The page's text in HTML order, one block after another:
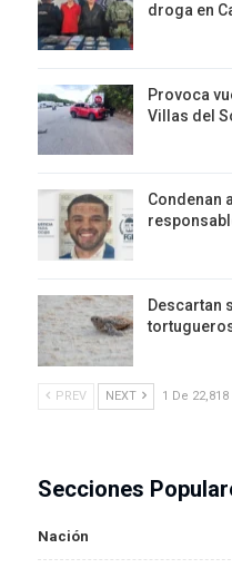
droga en
Provoca
Villas del
Condenan
Descartan
PREV NEXT 1 De 22,818
Secciones
Nación